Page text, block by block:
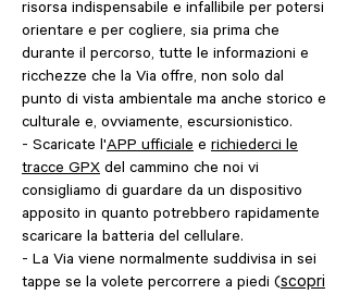
risorsa indispensabile e infallibile per potersi
orientare e per cogliere, sia prima che
durante il percorso, tutte le informazioni e
ricchezze che la Via offre, non solo dal
punto di vista ambientale ma anche storico e
culturale e, ovviamente, escursionistico.
- Scaricate l'APP ufficiale e richiederci le
tracce GPX del cammino che noi vi
consigliamo di guardare da un dispositivo
apposito in quanto potrebbero rapidamente
scaricare la batteria del cellulare.
- La Via viene normalmente suddivisa in sei
tappe se la volete percorrere a piedi (scopri